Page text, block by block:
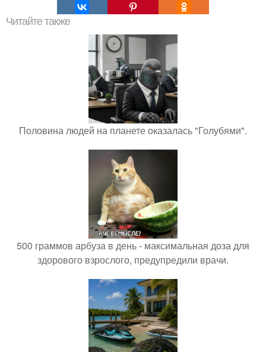
Читайте также
Половина людей на планете оказалась "Голубями".
500 граммов арбуза в день - максимальная доза для
здорового взрослого, предупредили врачи.